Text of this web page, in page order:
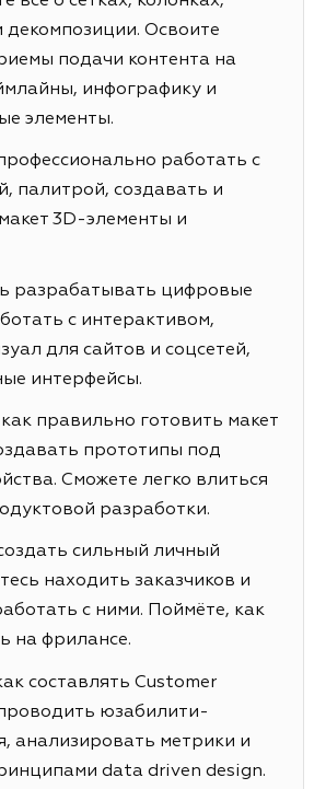
декомпозиции. Освоите
подачи контента на
инфографику и
элементы.
работать с
палитрой, создавать и
3D-элементы и
разрабатывать цифровые
с интерактивом,
для сайтов и соцсетей,
интерфейсы.
правильно готовить макет
прототипы под
Сможете легко влиться
разработки.
сильный личный
находить заказчиков и
с ними. Поймёте, как
на фрилансе.
составлять Customer
юзабилити-
анализировать метрики и
data driven design.